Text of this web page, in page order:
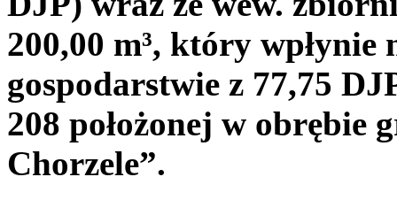
200,00 m³, który
gospodarstwie z 77,75
208 położonej w obrębie
Chorzele”.